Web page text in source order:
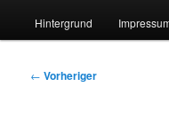
p
u
u
Hintergrund
B
← Vorheriger